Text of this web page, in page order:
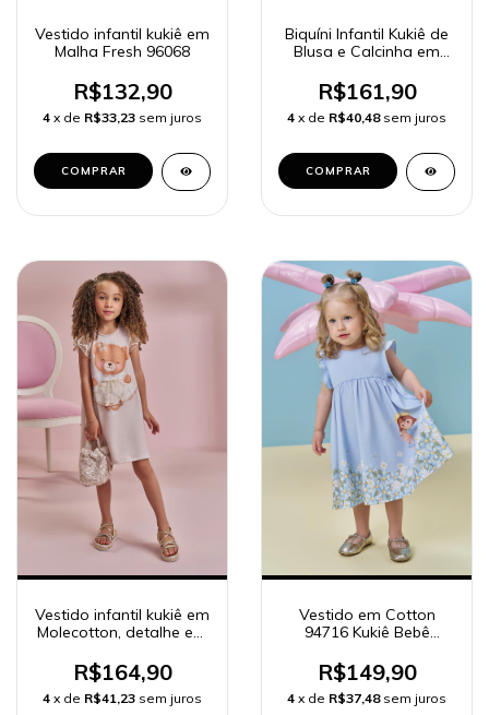
Vestido infantil kukiê em
Malha Fresh 96068
R$132,90
4 x de R$33,23 sem juros
COMPRAR
Biquíni Infantil Kukiê de
Blusa e Calcinha em
UV50+ 96254
R$161,90
4 x de R$40,48 sem juros
COMPRAR
Vestido infantil kukiê em
Molecotton, detalhe em
R$164,90
4 x de R$41,23 sem juros
Vestido em Cotton
94716 Kukiê Bebê
R$149,90
4 x de R$37,48 sem juros